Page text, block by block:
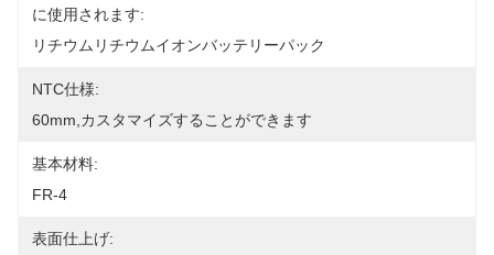
に使用されます:
リチウムリチウムイオンバッテリーパック
NTC仕様:
60mm,カスタマイズすることができます
基本材料:
FR-4
表面仕上げ: